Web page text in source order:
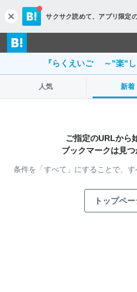
c
l
o
s
サクサク読めて、 アプリ限定
『らくえいご ～"楽"し
人気 新着
ご指定のURLから
ブックマークは見
条件を「すべて」にすることで、 す
トップペ